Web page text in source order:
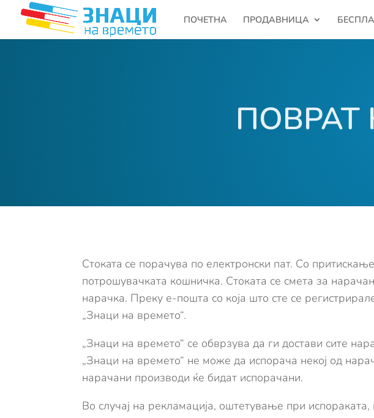
ПОЧЕТНА ПРОДАВНИЦА
ПОВРАТ
Стокaтa се порачува по електронски пат. Со
потрошувачката кошничка. Стоката се смета за
нарачка. Преку е-пошта со која што сте се
„Знаци на времето“.
„Знаци на времето“ се обврзува да ги достави сите
„Знаци на времето“ не може да испорача некој од
нарачани производи ќе бидат испорачани.
Во случај на рекламација, оштетување при